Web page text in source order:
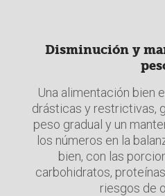
Disminución y
Una alimentación bien
drásticas y restrictivas,
peso gradual y un
los números en la
bien, con las
carbohidratos,
riesgos de